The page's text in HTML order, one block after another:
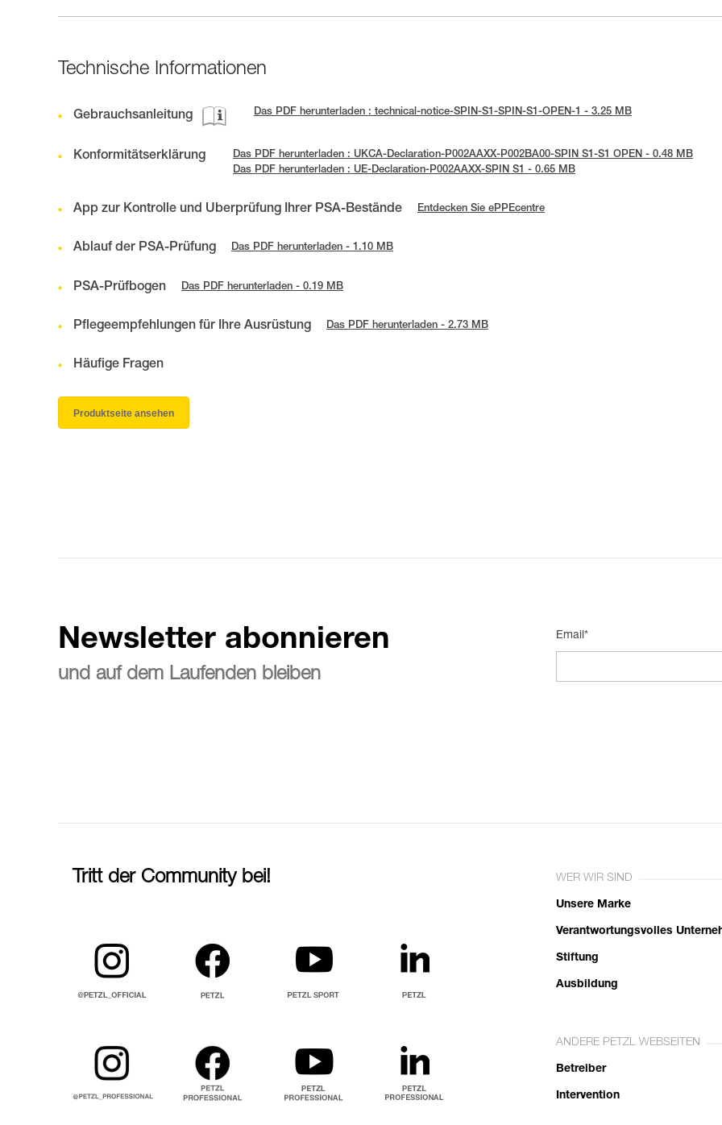
Technische Informationen
Gebrauchsanleitung Das PDF herunterladen : technical-notice-SPIN-S1-SPIN-S1-OPEN-1 - 3.25 MB
Konformitätserklärung
Das PDF herunterladen : UKCA-Declaration-P002AAXX-P002BA00-SPIN S1-S1 OPEN - 0.48 MB
Das PDF herunterladen : UE-Declaration-P002AAXX-SPIN S1 - 0.65 MB
App zur Kontrolle und Überprüfung Ihrer PSA-Bestände Entdecken Sie ePPEcentre
Ablauf der PSA-Prüfung Das PDF herunterladen - 1.10 MB
PSA-Prüfbogen Das PDF herunterladen - 0.19 MB
Pflegeempfehlungen für Ihre Ausrüstung Das PDF herunterladen - 2.73 MB
Häufige Fragen
Produktseite ansehen
Newsletter abonnieren
und auf dem Laufenden bleiben
Email*
Tritt der Community bei! WER WIR SIND
Unsere Marke
Verantwortungsvolles
Stiftung
Ausbildung
ANDERE PETZL WEBSEITEN
Betreiber
Intervention